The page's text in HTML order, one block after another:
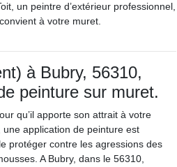
un peintre d’extérieur professionnel,
à votre muret.
à Bubry, 56310,
peinture sur muret.
qu’il apporte son attrait à votre
application de peinture est
protéger contre les agressions des
A Bubry, dans le 56310,